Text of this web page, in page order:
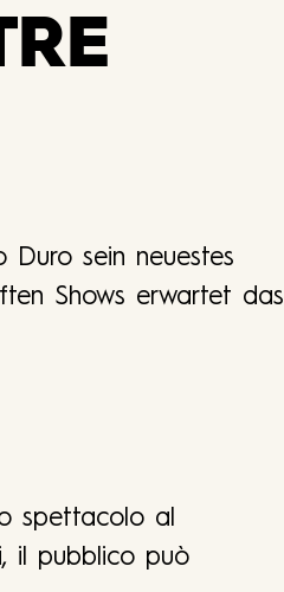
sein neuestes
Shows erwartet das
spettacolo al
il pubblico può